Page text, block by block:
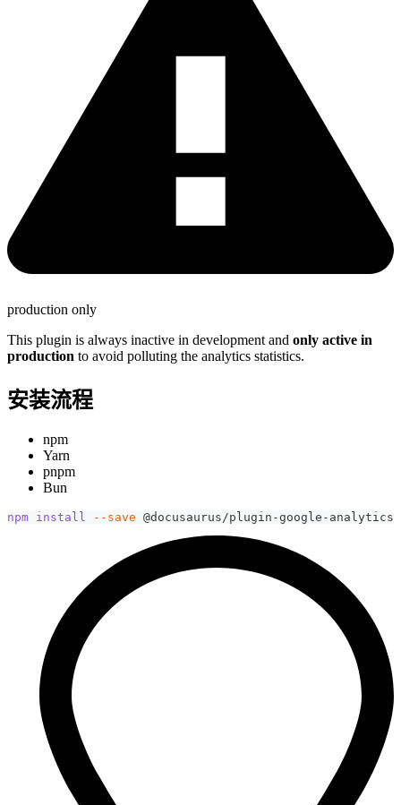
production only
This plugin is always inactive in development and only active in
production to avoid polluting the analytics statistics.
安装流程
npm
Yarn
pnpm
Bun
npm install --save @docusaurus/plugin-google-analytics